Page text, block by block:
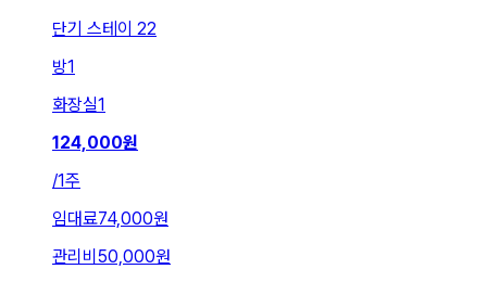
단기 스테이 22
방1
화장실1
124,000원
/1주
임대료74,000원
관리비 50,000원